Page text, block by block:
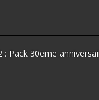
Pack 30eme